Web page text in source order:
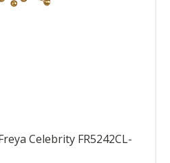
Celebrity FR5242CL-